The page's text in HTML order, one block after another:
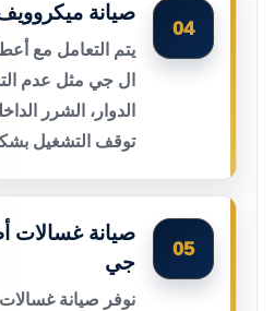
04
صيانة
يتم التعامل مع
ال جي مثل عدم
الدوار، الشرر
توقف التشغيل
05
صيانة غسالات
جي
نوفر صيانة